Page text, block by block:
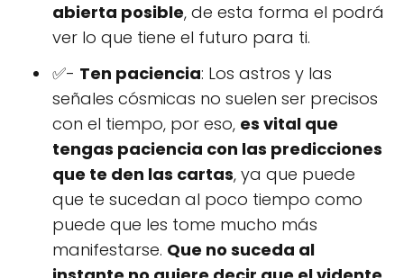
abierta posible, de esta forma el podrá
ver lo que tiene el futuro para ti.
✅- Ten paciencia: Los astros y las
señales cósmicas no suelen ser precisos
con el tiempo, por eso, es vital que
tengas paciencia con las predicciones
que te den las cartas, ya que puede
que te sucedan al poco tiempo como
puede que les tome mucho más
manifestarse. Que no suceda al